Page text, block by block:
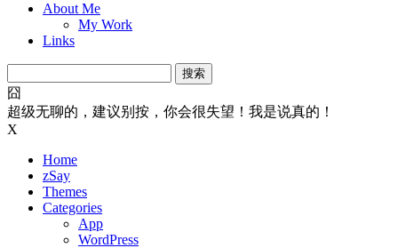
About Me
My Work
Links
索：
囧
超级无聊的，建议别按，你会很失望！我是说真的！
X
Home
zSay
Themes
Categories
App
WordPress